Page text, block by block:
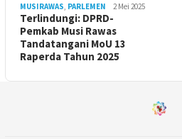
MUSIRAWAS PARLEMEN 2 Mei 2025
Terlindungi: DPRD-
Pemkab Musi Rawas
Tandatangani MoU 13
Raperda Tahun 2025